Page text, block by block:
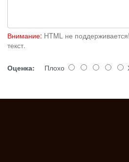
Внимание: HTML не
текст.
Оценка: Плохо